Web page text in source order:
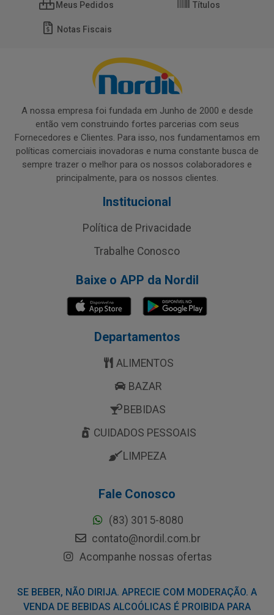
Meus Pedidos Títulos
Notas Fiscais
A nossa empresa foi fundada em Junho de 2000 e desde
então vem construindo fortes parcerias com seus
Fornecedores e Clientes. Para isso, nos fundamentamos em
políticas comerciais inovadoras e numa constante busca de
sempre trazer o melhor para os nossos colaboradores e
principalmente, para os nossos clientes.
Institucional
Política de Privacidade
Trabalhe Conosco
Baixe o APP da Nordil
Departamentos
ALIMENTOS
BAZAR
BEBIDAS
CUIDADOS PESSOAIS
LIMPEZA
Fale Conosco
(83) 3015-8080
contato@nordil.com.br
Acompanhe nossas ofertas
SE BEBER, NÃO DIRIJA. APRECIE COM MODERAÇÃO. A
VENDA DE BEBIDAS ALCOÓLICAS É PROIBIDA PARA